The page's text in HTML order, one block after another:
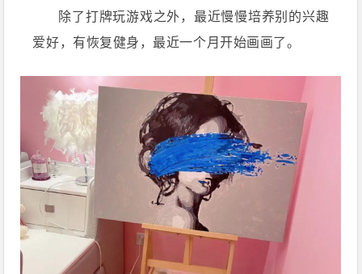
除了打牌玩游戏之外，最近慢慢培养别的兴趣
爱好，有恢复健身，最近一个月开始画画了。